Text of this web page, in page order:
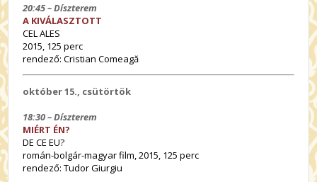
20:45 – Díszterem
A KIVÁLASZTOTT
CEL ALES
2015, 125 perc
rendező: Cristian Comeagă
október 15., csütörtök
18:30 – Díszterem
MIÉRT ÉN?
DE CE EU?
román-bolgár-magyar film, 2015, 125 perc
rendező: Tudor Giurgiu